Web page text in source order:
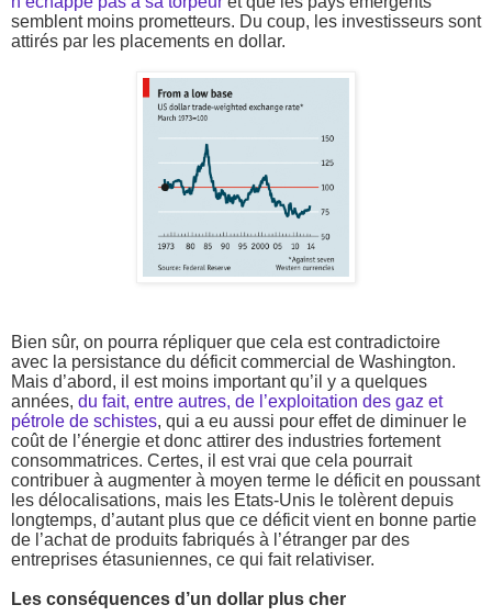
semblent moins prometteurs. Du coup, les investisseurs sont
attirés par les placements en dollar.
Bien sûr, on pourra répliquer que cela est contradictoire
avec la persistance du déficit commercial de Washington.
Mais d’abord, il est moins important qu’il y a quelques
années, du fait, entre autres, de l’exploitation des gaz et
pétrole de schistes, qui a eu aussi pour effet de diminuer le
coût de l’énergie et donc attirer des industries fortement
consommatrices. Certes, il est vrai que cela pourrait
contribuer à augmenter à moyen terme le déficit en poussant
les délocalisations, mais les Etats-Unis le tolèrent depuis
longtemps, d’autant plus que ce déficit vient en bonne partie
de l’achat de produits fabriqués à l’étranger par des
entreprises étasuniennes, ce qui fait relativiser.
Les conséquences d’un dollar plus cher